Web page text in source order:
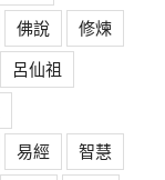
佛說
修煉
呂仙祖
易經
智慧